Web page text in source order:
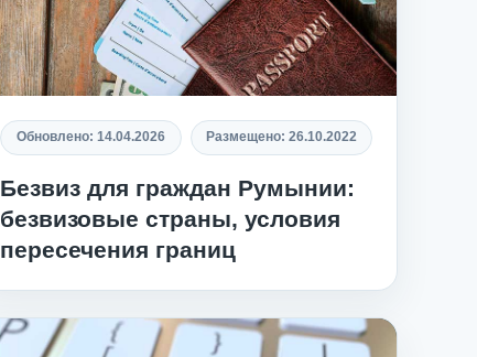
Обновлено: 14.04.2026 Размещено: 26.10.2022
Безвиз для граждан Румынии:
безвизовые страны, условия
пересечения границ